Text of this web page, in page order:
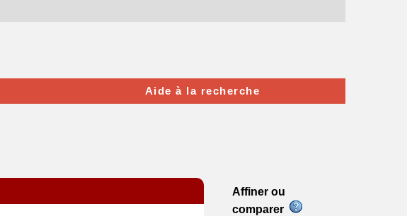
Aide à la recherche
Affiner ou
comparer